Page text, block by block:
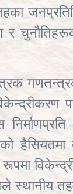
र
हैसियतमा
रूपमा
स्थानीय